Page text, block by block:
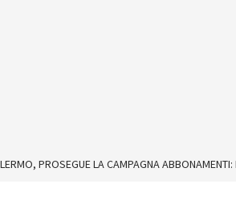
PROSEGUE LA CAMPAGNA